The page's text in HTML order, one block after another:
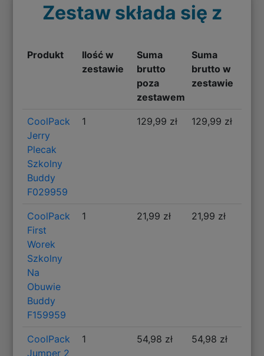
Zestaw składa się z
Produkt
Ilość w
zestawie
Suma
brutto
poza
zestawem
Suma
brutto w
zestawie
CoolPack
Jerry
Plecak
Szkolny
Buddy
F029959
1 129,99 zł 129,99 zł
CoolPack
First
Worek
Szkolny
Na
Obuwie
Buddy
F159959
1 21,99 zł 21,99 zł
CoolPack
Jumper 2
1 54,98 zł 54,98 zł